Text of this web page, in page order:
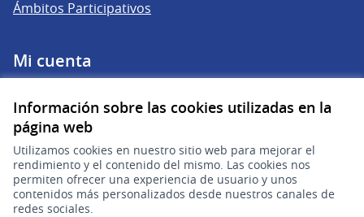
Información sobre las cookies utilizadas en la
página web
Utilizamos cookies en nuestro sitio web para mejorar el
rendimiento y el contenido del mismo. Las cookies nos
permiten ofrecer una experiencia de usuario y unos
contenidos más personalizados desde nuestros canales de
redes sociales.
Ámbitos Participativos
Mi cuenta
Ayuda
Preguntas frecuentes